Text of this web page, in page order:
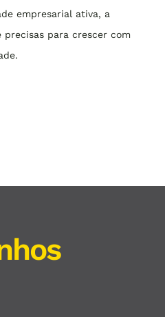
empresarial ativa, a
para crescer com